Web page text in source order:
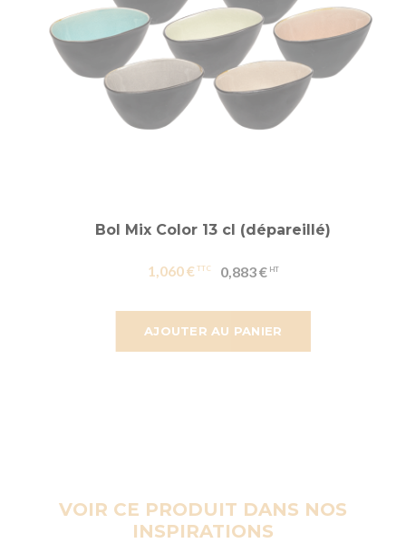
AJOUTER AU PANIER
Bol Mix Color 13 cl (dépareillé)
1,060 € 0,883 €
VOIR CE PRODUIT DANS NOS
INSPIRATIONS